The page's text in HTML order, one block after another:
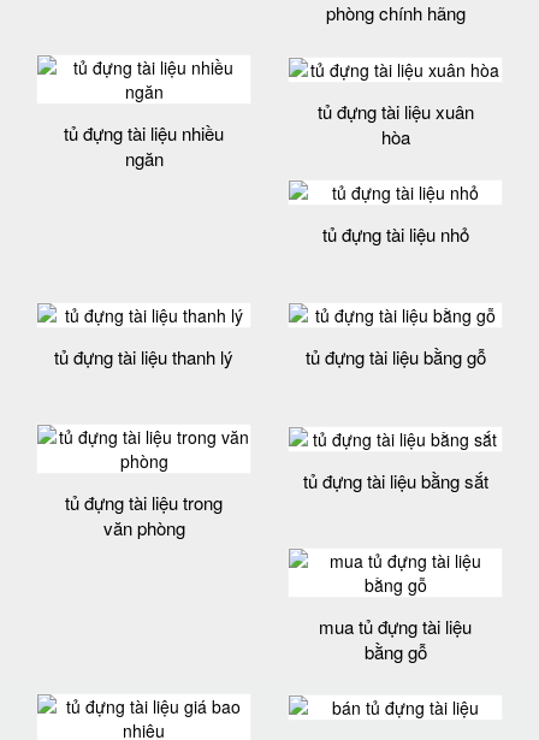
phòng chính hãng
tủ đựng tài liệu nhiều
ngăn
tủ đựng tài liệu xuân
hòa
tủ đựng tài liệu nhỏ
tủ đựng tài liệu thanh lý tủ đựng tài liệu bằng gỗ
tủ đựng tài liệu trong
văn phòng
tủ đựng tài liệu bằng sắt
mua tủ đựng tài liệu
bằng gỗ